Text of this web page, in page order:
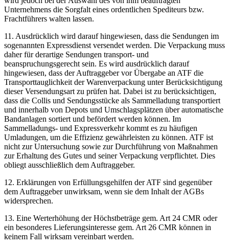
Unternehmens die Sorgfalt eines ordentlichen Spediteurs bzw.
Frachtführers walten lassen.
11. Ausdrücklich wird darauf hingewiesen, dass die Sendungen im
sogenannten Expressdienst versendet werden. Die Verpackung muss
daher für derartige Sendungen transport- und
beanspruchungsgerecht sein. Es wird ausdrücklich darauf
hingewiesen, dass der Auftraggeber vor Übergabe an ATF die
Transporttauglichkeit der Warenverpackung unter Berücksichtigung
dieser Versendungsart zu prüfen hat. Dabei ist zu berücksichtigen,
dass die Collis und Sendungsstücke als Sammelladung transportiert
und innerhalb von Depots und Umschlagsplätzen über automatische
Bandanlagen sortiert und befördert werden können. Im
Sammelladungs- und Expressverkehr kommt es zu häufigen
Umladungen, um die Effizienz gewährleisten zu können. ATF ist
nicht zur Untersuchung sowie zur Durchführung von Maßnahmen
zur Erhaltung des Gutes und seiner Verpackung verpflichtet. Dies
obliegt ausschließlich dem Auftraggeber.
12. Erklärungen von Erfüllungsgehilfen der ATF sind gegenüber
dem Auftraggeber unwirksam, wenn sie dem Inhalt der AGBs
widersprechen.
13. Eine Werterhöhung der Höchstbeträge gem. Art 24 CMR oder
ein besonderes Lieferungsinteresse gem. Art 26 CMR können in
keinem Fall wirksam vereinbart werden.